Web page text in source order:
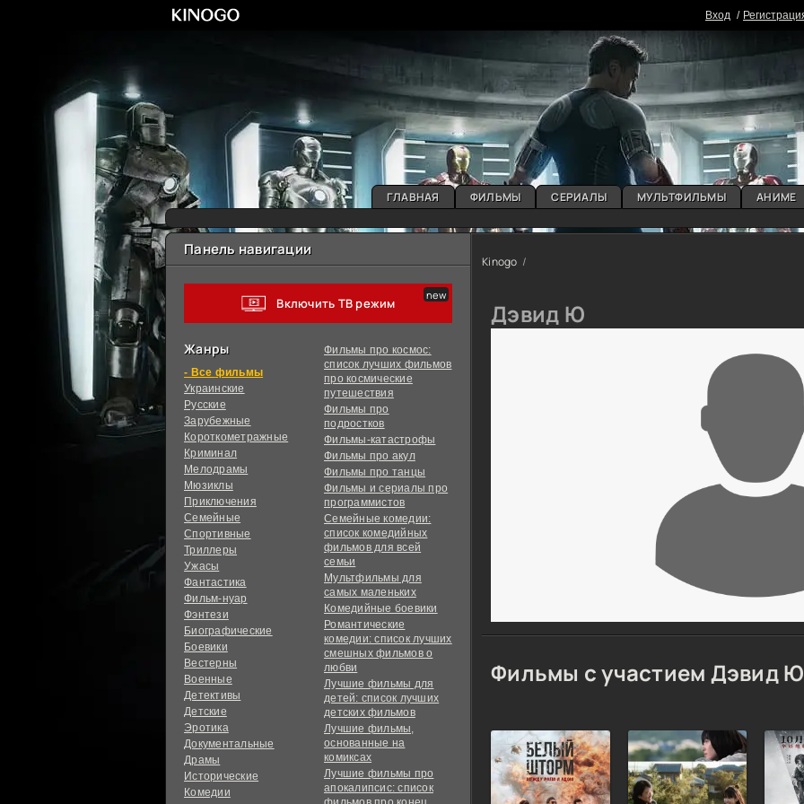
Вxoд
ГЛАВНАЯ ФИЛЬМЫ СЕРИАЛЫ МУЛЬТФИЛЬМЫ АНИМЕ
Панель навигации
Включить ТВ режим
Жанры
фильмы
Украинcкие
Русские
Зарубежные
Короткометражные
Криминал
Мелодрамы
Мюзиклы
Приключения
Семейные
Спортивные
Триллеры
Ужасы
Фантастика
Фильм-нуар
Фэнтези
Биографические
Боевики
Вестерны
Военные
Детективы
Детские
Эротика
Документальные
Драмы
Исторические
Комедии
Фильмы про космос:
список лучших фильмов
про космические
путешествия
Фильмы про
подростков
Фильмы-катастрофы
Фильмы про акул
Фильмы про танцы
Фильмы и сериалы про
программистов
Семейные комедии:
список комедийных
фильмов для всей
семьи
Мультфильмы для
самых маленьких
Комедийные боевики
Романтические
комедии: список лучших
смешных фильмов о
любви
Лучшие фильмы для
детей: список лучших
детских фильмов
Лучшие фильмы,
основанные на
комиксах
Лучшие фильмы про
апокалипсис: список
Kinogo
Дэвид Ю
Фильмы с участием Дэвид